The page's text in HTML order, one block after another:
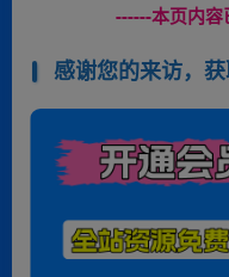
------本页内
感谢您的来访，